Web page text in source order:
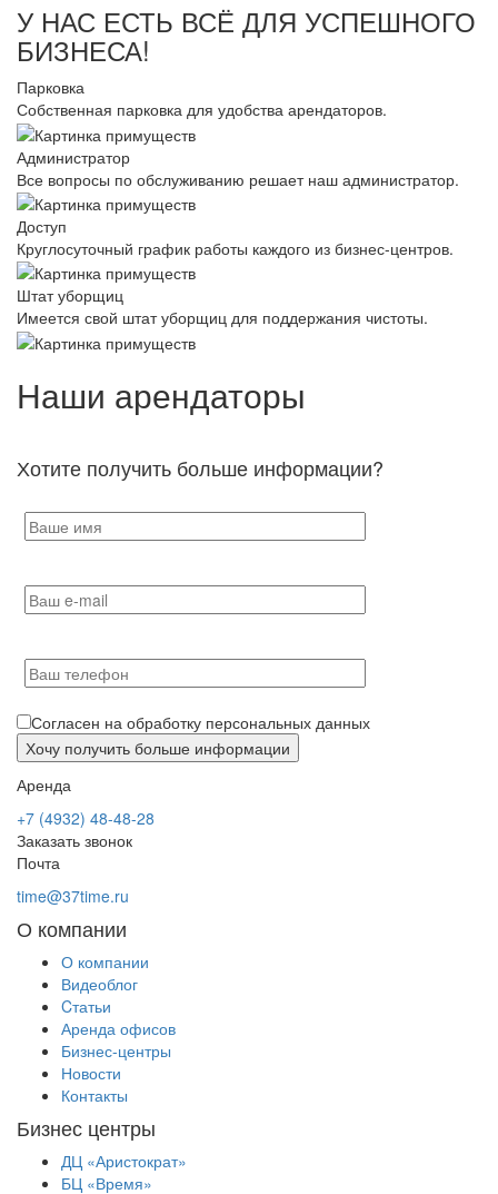
У НАС ЕСТЬ ВСЁ ДЛЯ УСПЕШНОГО
БИЗНЕСА!
Парковка
Собственная парковка для удобства арендаторов.
Администратор
Все вопросы по обслуживанию решает наш администратор.
Доступ
Круглосуточный график работы каждого из бизнес-центров.
Штат уборщиц
Имеется свой штат уборщиц для поддержания чистоты.
Наши арендаторы
Хотите получить больше информации?
Согласен на обработку персональных данных
Аренда
+7 (4932) 48-48-28
Заказать звонок
Почта
time@37time.ru
О компании
О компании
Видеоблог
Cтатьи
Аренда офисов
Бизнес-центры
Новости
Контакты
Бизнес центры
ДЦ «Аристократ»
БЦ «Время»